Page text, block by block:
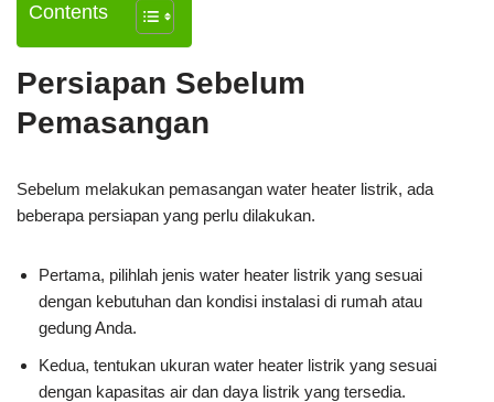
Contents
Persiapan Sebelum
Pemasangan
Sebelum melakukan pemasangan water heater listrik, ada
beberapa persiapan yang perlu dilakukan.
Pertama, pilihlah jenis water heater listrik yang sesuai
dengan kebutuhan dan kondisi instalasi di rumah atau
gedung Anda.
Kedua, tentukan ukuran water heater listrik yang sesuai
dengan kapasitas air dan daya listrik yang tersedia.